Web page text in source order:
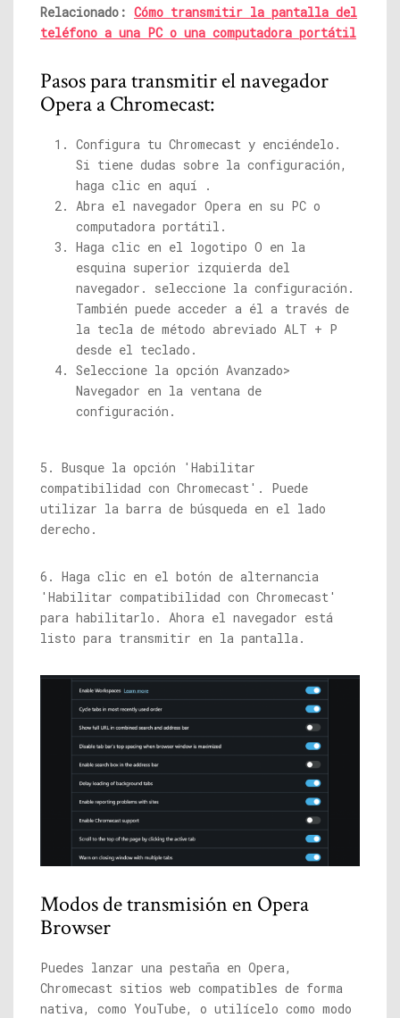
Relacionado: Cómo transmitir la pantalla del
teléfono a una PC o una computadora portátil
Pasos para transmitir el navegador
Opera a Chromecast:
Configura tu Chromecast y enciéndelo.
Si tiene dudas sobre la configuración,
haga clic en aquí .
Abra el navegador Opera en su PC o
computadora portátil.
Haga clic en el logotipo O en la
esquina superior izquierda del
navegador. seleccione la configuración.
También puede acceder a él a través de
la tecla de método abreviado ALT + P
desde el teclado.
Seleccione la opción Avanzado>
Navegador en la ventana de
configuración.
5. Busque la opción 'Habilitar
compatibilidad con Chromecast'. Puede
utilizar la barra de búsqueda en el lado
derecho.
6. Haga clic en el botón de alternancia
'Habilitar compatibilidad con Chromecast'
para habilitarlo. Ahora el navegador está
listo para transmitir en la pantalla.
Modos de transmisión en Opera
Browser
Puedes lanzar una pestaña en Opera,
Chromecast sitios web compatibles de forma
nativa, como YouTube, o utilícelo como modo